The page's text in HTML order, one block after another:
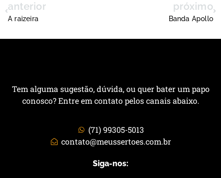
anterior
A raizeira
próximo
Banda Apollo
Tem alguma sugestão, dúvida, ou quer bater um papo
conosco? Entre em contato pelos canais abaixo.
(71) 99305-5013
contato@meussertoes.com.br
Siga-nos: